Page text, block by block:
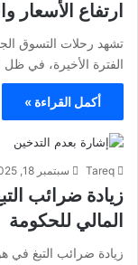
ارتفاع الأسعار
تشهد رحلات التسوق
الفترة الأخيرة، في
أكمل القراءة »
Tareq سبتمبر 18, 2025
زيادة ضرائب
المالي للحكومة
زيادة ضرائب التبغ في